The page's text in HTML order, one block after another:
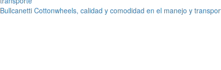
Bullcanetti Cottonwheels, calidad y comodidad en el manejo y